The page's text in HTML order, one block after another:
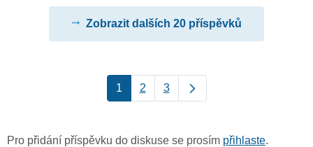
Zobrazit dalších 20 příspěvků
1 2 3
Pro přidání příspěvku do diskuse se prosím přihlaste.